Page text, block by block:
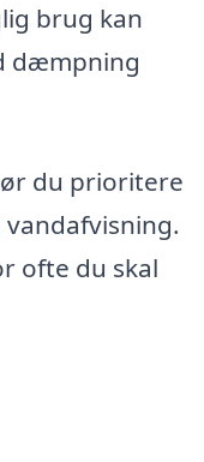
brug kan
dæmpning
du prioritere
ofte du skal